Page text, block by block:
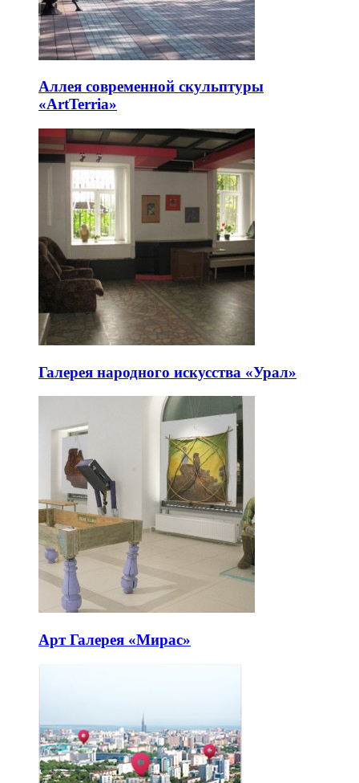
Аллея современной скульптуры
«ArtTerria»
Галерея народного искусства «Урал»
Арт Галерея «Мирас»